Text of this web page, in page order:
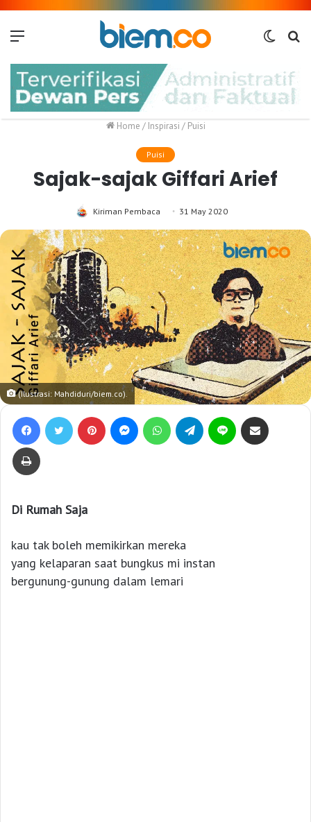
Switch
Home / Inspirasi / Puisi
Puisi
Sajak-sajak Giffari Arief
Kiriman Pembaca 31 May 2020
(Ilustrasi: Mahdiduri/biem.co).
Di Rumah Saja
kau tak boleh memikirkan mereka
yang kelaparan saat bungkus mi instan
bergunung-gunung dalam lemari